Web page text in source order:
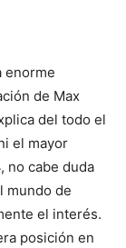
enorme
de Max
del todo el
el mayor
no cabe duda
mundo de
el interés.
posición en